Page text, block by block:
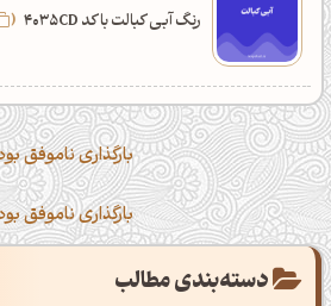
رنگ آبی کبالت با کد 4035CD
بارگذاری ناموفق
بارگذاری ناموفق
دسته‌بندی مطالب